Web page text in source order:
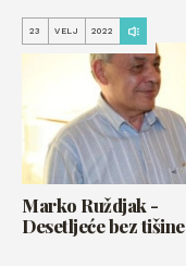
23 VELJ 2022
Marko Ruždjak -
Desetljeće bez tišine